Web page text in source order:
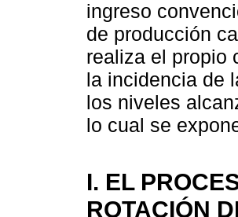
ingreso
de producción
realiza el propio
la incidencia de
los niveles
lo cual se
I. EL
ROTACIÓN